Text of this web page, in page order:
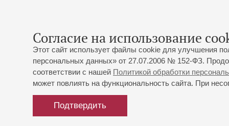
Согласие на использование
Этот сайт использует файлы cookie для улучшения
персональных данных» от 27.07.2006 № 152-ФЗ.
соответствии с нашей Политикой обработки
может повлиять на функциональность сайта. При
Подтвердить